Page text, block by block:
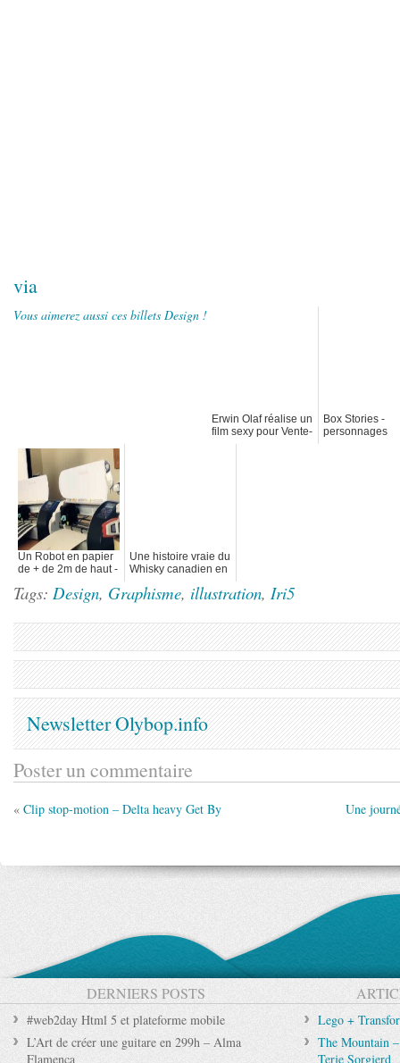
via
Vous aimerez aussi ces billets Design !
Erwin Olaf réalise un
film sexy pour Vente-
privee.com - Desire
Box Stories -
personnages
Un Robot en papier
de + de 2m de haut -
Goldorak)
Une histoire vraie du
Whisky canadien en
Tags: Design, Graphisme, illustration, Iri5
Newsletter Olybop.info
Poster un commentaire
« Clip stop-motion – Delta heavy Get By Une
DERNIERS POSTS
#web2day Html 5 et plateforme mobile
L’Art de créer une guitare en 299h – Alma
Flamenca
Lego +
The Mountain
Terje Sorgjerd